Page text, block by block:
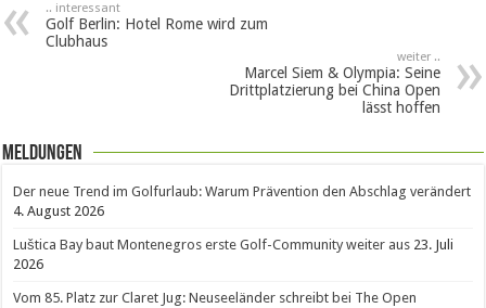
.. interessant
Golf Berlin: Hotel Rome wird zum
Clubhaus
weiter ..
Marcel Siem & Olympia: Seine
Drittplatzierung bei China Open
lässt hoffen
Meldungen
Der neue Trend im Golfurlaub: Warum Prävention den Abschlag verändert
4. August 2026
Luštica Bay baut Montenegros erste Golf-Community weiter aus 23. Juli
2026
Vom 85. Platz zur Claret Jug: Neuseeländer schreibt bei The Open